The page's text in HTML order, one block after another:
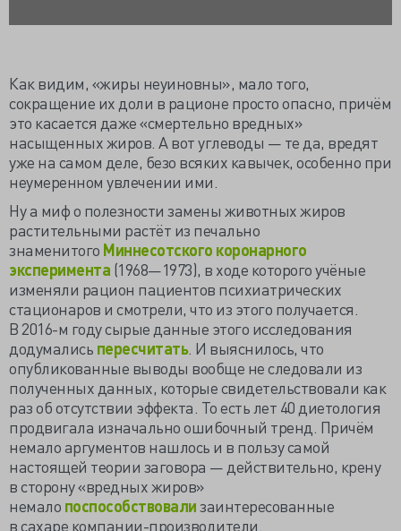
Как видим, «жиры неуиновны», мало того,
сокращение их доли в рационе просто опасно, причём
это касается даже «смертельно вредных»
насыщенных жиров. А вот углеводы — те да, вредят
уже на самом деле, безо всяких кавычек, особенно при
неумеренном увлечении ими.
Ну а миф о полезности замены животных жиров
растительными растёт из печально
знаменитого Миннесотского коронарного
эксперимента (1968—1973), в ходе которого учёные
изменяли рацион пациентов психиатрических
стационаров и смотрели, что из этого получается.
В 2016-м году сырые данные этого исследования
додумались пересчитать. И выяснилось, что
опубликованные выводы вообще не следовали из
полученных данных, которые свидетельствовали как
раз об отсутствии эффекта. То есть лет 40 диетология
продвигала изначально ошибочный тренд. Причём
немало аргументов нашлось и в пользу самой
настоящей теории заговора — действительно, крену
в сторону «вредных жиров»
немало поспособствовализаинтересованные
в сахаре компании-производители.